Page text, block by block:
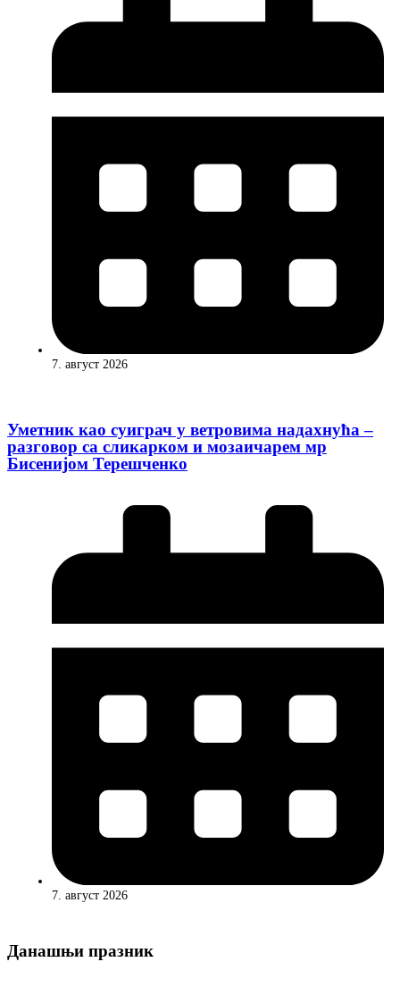
7. август 2026
Уметник као суиграч у ветровима надахнућа –
разговор са сликарком и мозаичарем мр
Бисенијом Терешченко
7. август 2026
Данашњи празник